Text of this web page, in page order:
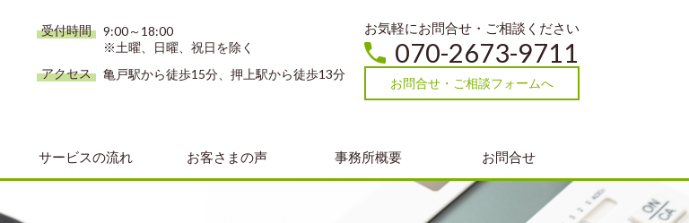
受付時間
9:00～18:00
※土曜、日曜、祝日を除く
アクセス
亀戸駅から徒歩15分、押上駅から徒歩13分
お気軽にお問合せ・ご相談ください
070-2673-9711
お問合せ・ご相談フォームへ
サービスの流れ お客さまの声 事務所概要 お問合せ